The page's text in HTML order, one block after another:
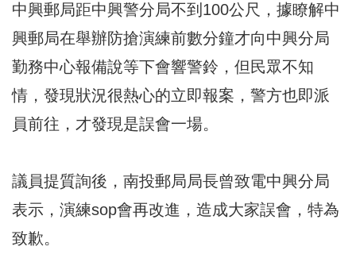
中興郵局距中興警分局不到100公尺，據瞭解中
興郵局在舉辦防搶演練前數分鐘才向中興分局
勤務中心報備說等下會響警鈴，但民眾不知
情，發現狀況很熱心的立即報案，警方也即派
員前往，才發現是誤會一場。
議員提質詢後，南投郵局局長曾致電中興分局
表示，演練sop會再改進，造成大家誤會，特為
致歉。